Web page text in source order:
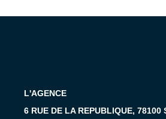
L'AGENCE
6 RUE DE LA REPUBLIQUE, 78100